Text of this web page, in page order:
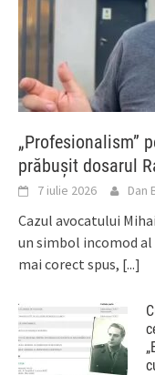
„Profesionalism”
prăbușit dosarul
7 iulie 2026 Dan
Cazul avocatului
un simbol incomod
mai corect spus, [...]